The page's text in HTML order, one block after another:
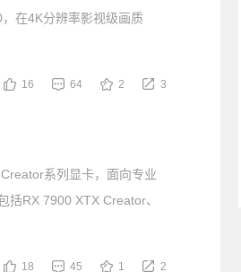
在4K分辨率影视级画质
16 64 2 3
系列显卡，面向专业
括RX 7900 XTX Creator、
18 45 1 2